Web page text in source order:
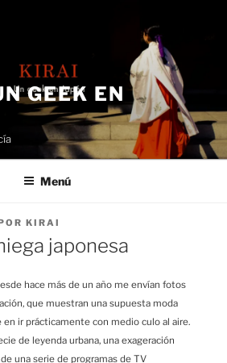
GEEK EN
Menú
KIRAI
japonesa
hace más de un año me envían fotos
que muestran una supuesta moda
en ir prácticamente con medio culo al aire.
de leyenda urbana, una exageración
una serie de programas de TV